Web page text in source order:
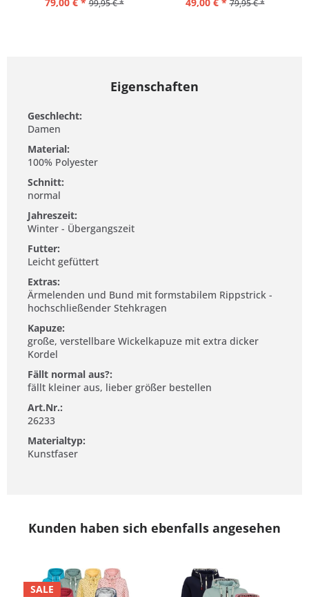
99,95 € * 79,95 € *
Eigenschaften
Geschlecht:
Damen
Material:
100% Polyester
Schnitt:
normal
Jahreszeit:
Winter - Übergangszeit
Futter:
Leicht gefüttert
Extras:
Ärmelenden und Bund mit formstabilem Rippstrick -
hochschließender Stehkragen
Kapuze:
große, verstellbare Wickelkapuze mit extra dicker
Kordel
Fällt normal aus?:
fällt kleiner aus, lieber größer bestellen
Art.Nr.:
26233
Materialtyp:
Kunstfaser
Kunden haben sich ebenfalls angesehen
SALE